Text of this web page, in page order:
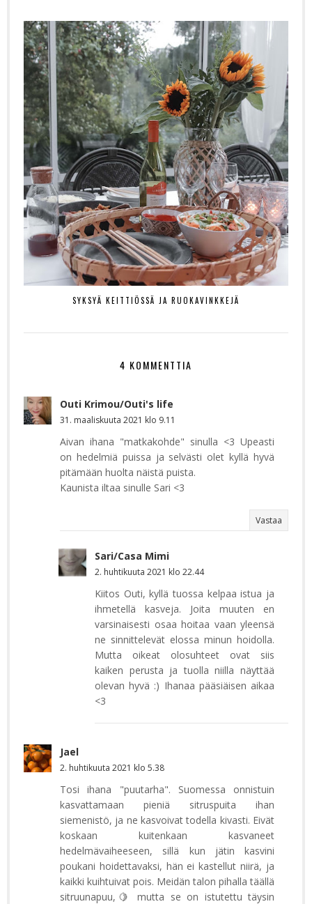
SYKSYÄ KEITTIÖSSÄ JA RUOKAVINKKEJÄ
4 KOMMENTTIA
Outi Krimou/Outi's life
31. maaliskuuta 2021 klo 9.11
Aivan ihana "matkakohde" sinulla <3 Upeasti
on hedelmiä puissa ja selvästi olet kyllä hyvä
pitämään huolta näistä puista.
Kaunista iltaa sinulle Sari <3
Vastaa
Sari/Casa Mimi
2. huhtikuuta 2021 klo 22.44
Kiitos Outi, kyllä tuossa kelpaa istua ja
ihmetellä kasveja. Joita muuten en
varsinaisesti osaa hoitaa vaan yleensä
ne sinnittelevät elossa minun hoidolla.
Mutta oikeat olosuhteet ovat siis
kaiken perusta ja tuolla niilla näyttää
olevan hyvä :) Ihanaa pääsiäisen aikaa
<3
Jael
2. huhtikuuta 2021 klo 5.38
Tosi ihana "puutarha". Suomessa onnistuin
kasvattamaan pieniä sitruspuita ihan
siemenistö, ja ne kasvoivat todella kivasti. Eivät
koskaan kuitenkaan kasvaneet
hedelmävaiheeseen, sillä kun jätin kasvini
poukani hoidettavaksi, hän ei kastellut niirä, ja
kaikki kuihtuivat pois. Meidän talon pihalla täällä
sitruunapuu,🍋 mutta se on istutettu täysin